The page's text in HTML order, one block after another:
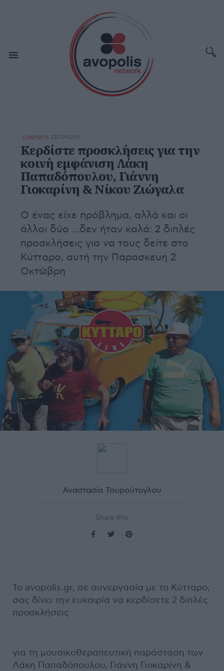
CONTESTS ΣΕΠ 29,2015
Κερδίστε προσκλήσεις για την
κοινή εμφάνιση Λάκη
Παπαδόπουλου, Γιάννη
Γιοκαρίνη & Νίκου Ζιώγαλα
Ο ένας είχε πρόβλημα, αλλά και οι
άλλοι δύο ...δεν ήταν καλά: 2 διπλές
προσκλήσεις για να τους δείτε στο
Κύτταρο, αυτή την Παρασκευή 2
Οκτώβρη
Αναστασία Τουρούτογλου
Share this
Το avopolis.gr, σε συνεργασία με το Κύτταρο,
σας δίνει την ευκαιρία να κερδίσετε 2 διπλές
προσκλήσεις
για τη μουσικοθεραπευτική παράσταση των
Λάκη Παπαδόπουλου, Γιάννη Γιοκαρίνη &